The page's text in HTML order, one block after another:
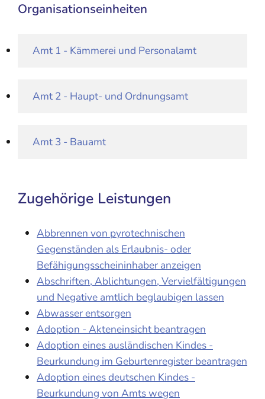
Organisationseinheiten
Amt 1 - Kämmerei und Personalamt
Amt 2 - Haupt- und Ordnungsamt
Amt 3 - Bauamt
Zugehörige Leistungen
Abbrennen von pyrotechnischen
Gegenständen als Erlaubnis- oder
Befähigungsscheininhaber anzeigen
Abschriften, Ablichtungen, Vervielfältigungen
und Negative amtlich beglaubigen lassen
Abwasser entsorgen
Adoption - Akteneinsicht beantragen
Adoption eines ausländischen Kindes -
Beurkundung im Geburtenregister beantragen
Adoption eines deutschen Kindes -
Beurkundung von Amts wegen